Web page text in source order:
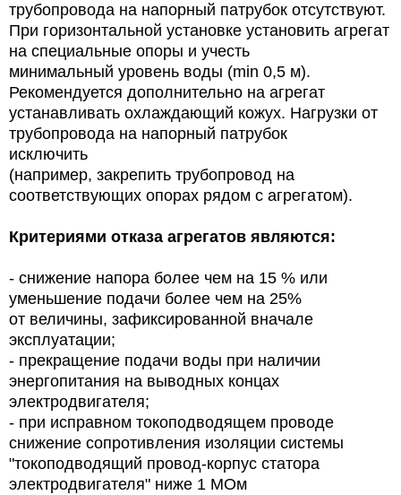
трубопровода на напорный патрубок отсутствуют.
При горизонтальной установке установить агрегат
на специальные опоры и учесть
минимальный уровень воды (min 0,5 м).
Рекомендуется дополнительно на агрегат
устанавливать охлаждающий кожух. Нагрузки от
трубопровода на напорный патрубок
исключить
(например, закрепить трубопровод на
соответствующих опорах рядом с агрегатом).
Критериями отказа агрегатов являются:
- снижение напора более чем на 15 % или
уменьшение подачи более чем на 25%
от величины, зафиксированной вначале
эксплуатации;
- прекращение подачи воды при наличии
энергопитания на выводных концах
электродвигателя;
- при исправном токоподводящем проводе
снижение сопротивления изоляции системы
"токоподводящий провод-корпус статора
электродвигателя" ниже 1 МОм